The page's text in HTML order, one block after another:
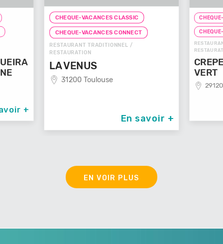
CHEQUE-VACANCES CLASSIC
CHEQUE-VACANCES CONNECT
RESTAURANT TRADITIONNEL /
RESTAURATION
LA VENUS
31200 Toulouse
En savoir +
CHEQUE-
CHEQUE-
RESTAURANT DE
RESTAURATION
CREPERIE
29120 Plomeur
EN VOIR PLUS